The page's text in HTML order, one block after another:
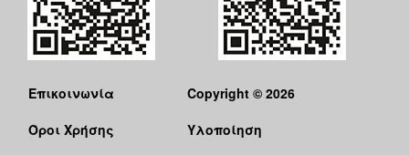
Επικοινωνία
Όροι Χρήσης
Copyright © 2026
Υλοποίηση